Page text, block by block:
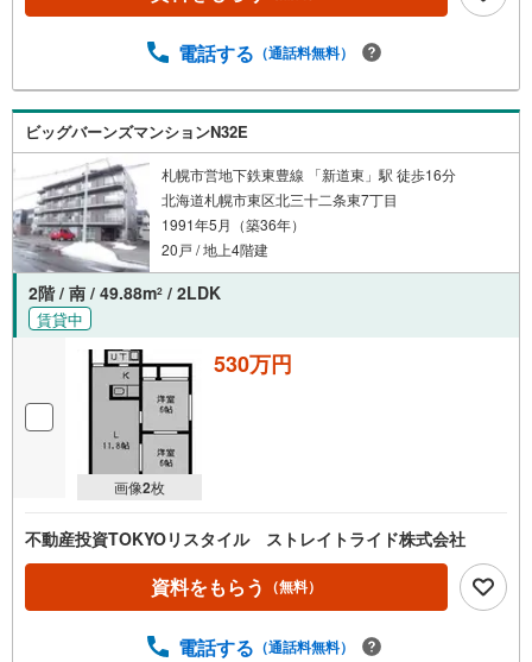
電話する （通話料無料）
ビッグバーンズマンションN32E
札幌市営地下鉄東豊線 「新道東」駅 徒歩16分
北海道札幌市東区北三十二条東7丁目
1991年5月（築36年）
20戸 / 地上4階建
2階 / 南 / 49.88m2 / 2LDK
賃貸中
画像2枚
530万円
不動産投資TOKYOリスタイル ストレイトライド株式会社
資料をもらう （無料）
電話する （通話料無料）